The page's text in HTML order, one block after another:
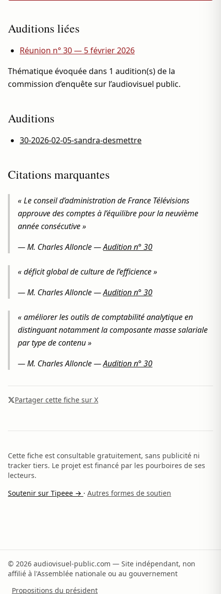
Auditions liées
Réunion n° 30 — 5 février 2026
Thématique évoquée dans 1 audition(s) de la
commission d’enquête sur l’audiovisuel public.
Auditions
30-2026-02-05-sandra-desmettre
Citations marquantes
« Le conseil d’administration de France Télévisions
approuve des comptes à l’équilibre pour la neuvième
année consécutive »
—M. Charles Alloncle—Audition n° 30
« déficit global de culture de l’efficience »
—M. Charles Alloncle—Audition n° 30
« améliorer les outils de comptabilité analytique en
distinguant notamment la composante masse salariale
par type de contenu »
—M. Charles Alloncle—Audition n° 30
Partager cette fiche sur X
Cette fiche est consultable gratuitement, sans publicité ni
tracker tiers. Le projet est financé par les pourboires de ses
lecteurs.
Soutenir sur Tipeee → · Autres formes de soutien
© 2026 audiovisuel-public.com — Site indépendant, non
affilié à l'Assemblée nationale ou au gouvernement
Propositions du président